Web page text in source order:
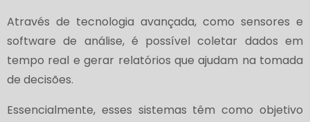
Através de tecnologia avançada, como sensores e
software de análise, é possível coletar dados em
tempo real e gerar relatórios que ajudam na tomada
de decisões.
Essencialmente, esses sistemas têm como objetivo